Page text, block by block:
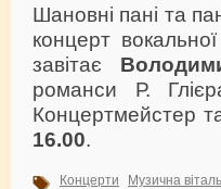
Шановнi панi та
концерт
завітає
романси Р.
Концертмейстер
16.00.
Концерти Музична